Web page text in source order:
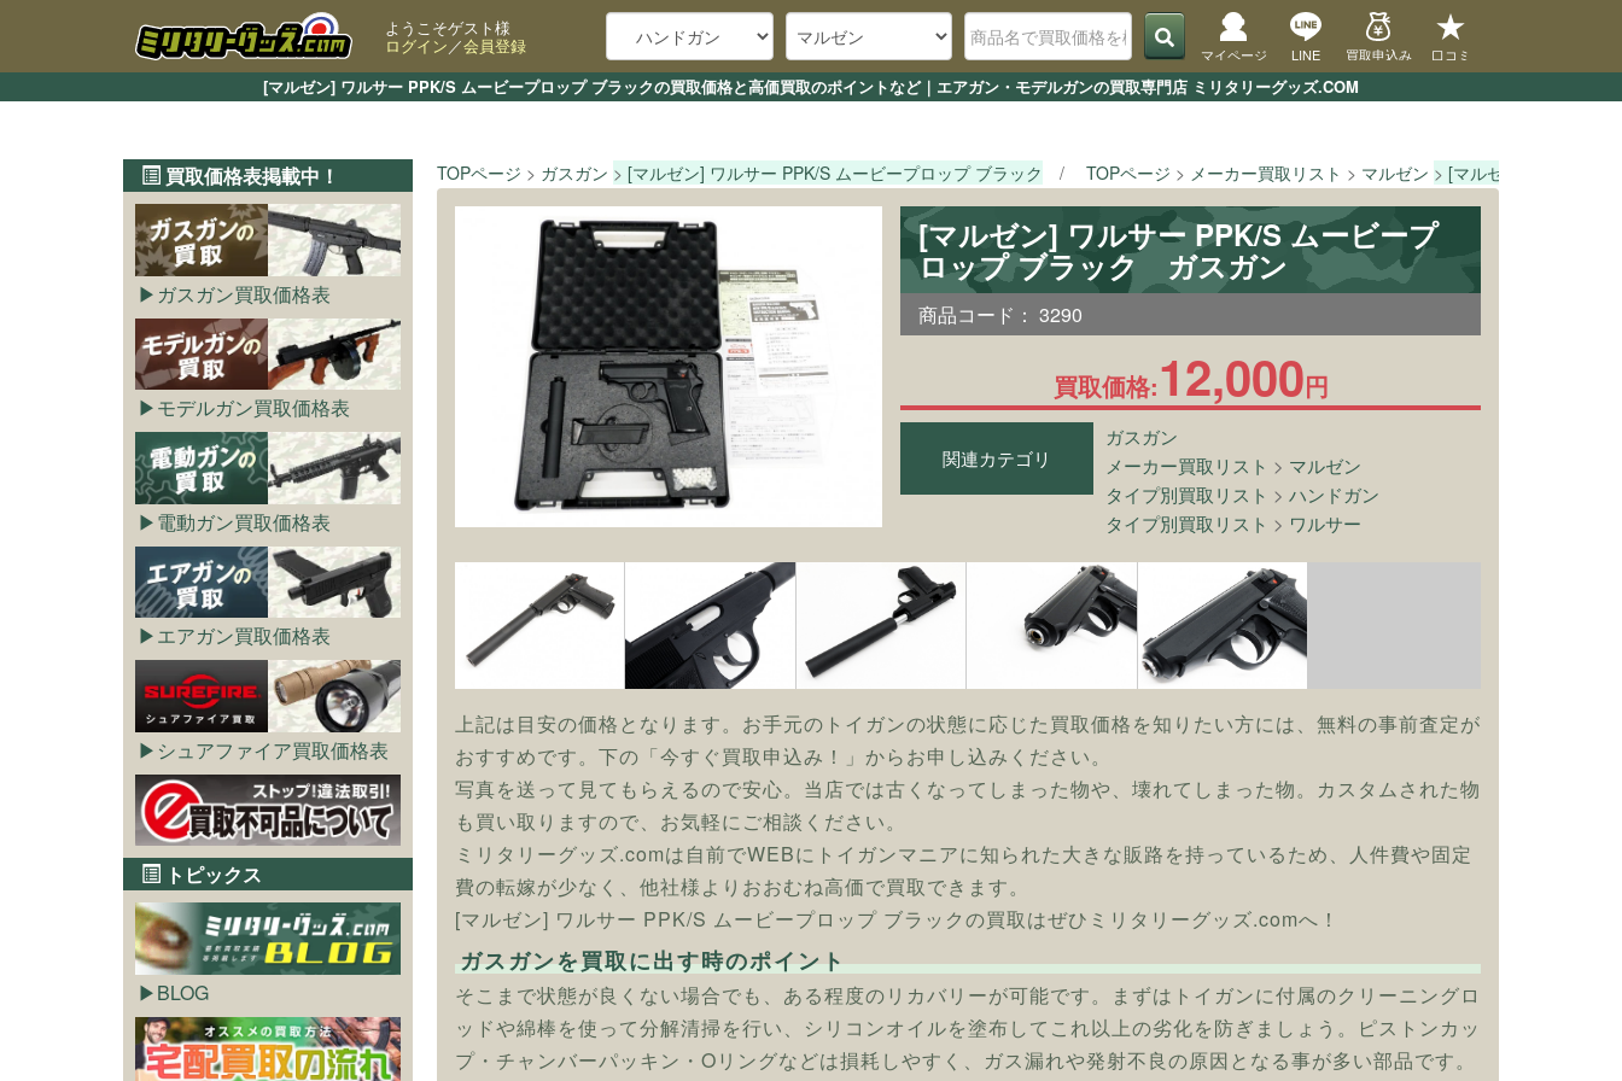
[マルゼン] ワルサー PPK/S ムービープロップ ブラックの買取価格と高価買取のポイントなど｜エアガン・モデルガンの買取専門店 ミリタリーグッズ.COM
ようこそゲスト様
ログイン／会員登録 マイページ LINE 買取申込み 口コミ
TOPページ ガスガン [マルゼン] ワルサー PPK/S ムービープロップ ブラック TOPページ メーカー買取リスト マルゼン [マルゼン] ワルサー
[マルゼン] ワルサー PPK/S ムービープ
ロップ ブラック ガスガン
商品コード： 3290
買取価格:12,000円
関連カテゴリ
ガスガン
メーカー買取リスト > マルゼン
タイプ別買取リスト >ハンドガン
タイプ別買取リスト > ワルサー
上記は目安の価格となります。お手元のトイガンの状態に応じた買取価格を知りたい方には、無料の事前査定が
おすすめです。下の「今すぐ買取申込み！」からお申し込みください。
写真を送って見てもらえるので安心。当店では古くなってしまった物や、壊れてしまった物。カスタムされた物
も買い取りますので、お気軽にご相談ください。
ミリタリーグッズ.comは自前でWEBにトイガンマニアに知られた大きな販路を持っているため、人件費や固定
費の転嫁が少なく、他社様よりおおむね高価で買取できます。
[マルゼン] ワルサー PPK/S ムービープロップ ブラックの買取はぜひミリタリーグッズ.comへ！
ガスガンを買取に出す時のポイント
そこまで状態が良くない場合でも、ある程度のリカバリーが可能です。まずはトイガンに付属のクリーニングロ
ッドや綿棒を使って分解清掃を行い、シリコンオイルを塗布してこれ以上の劣化を防ぎましょう。ピストンカッ
プ・チャンバーパッキン・Oリングなどは損耗しやすく、ガス漏れや発射不良の原因となる事が多い部品です。
買取価格表掲載中！
ガスガン買取価格表
モデルガン買取価格表
電動ガン買取価格表
エアガン買取価格表
シュアファイア買取価格表
トピックス
BLOG